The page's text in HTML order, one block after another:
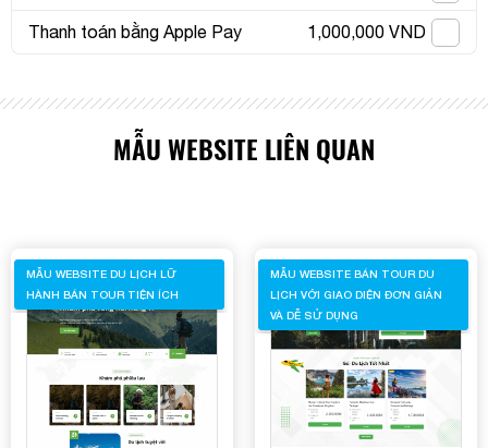
Thanh toán bằng Apple Pay 1,000,000 VND
MẪU WEBSITE LIÊN QUAN
MẪU WEBSITE DU LỊCH LỮ
HÀNH BÁN TOUR TIỆN ÍCH
MẪU WEBSITE BÁN TOUR DU
LỊCH VỚI GIAO DIỆN ĐƠN GIẢN
VÀ DỄ SỬ DỤNG